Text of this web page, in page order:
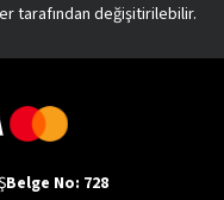
tarafından değişitirilebilir.
Belge No: 728